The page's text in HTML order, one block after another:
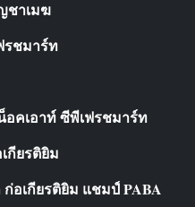
ชาเมฆ
รชมาร์ท
คเอาท์ ซีพีเฟรชมาร์ท
กียรติยิม
อเกียรติยิม แชมป์ PABA